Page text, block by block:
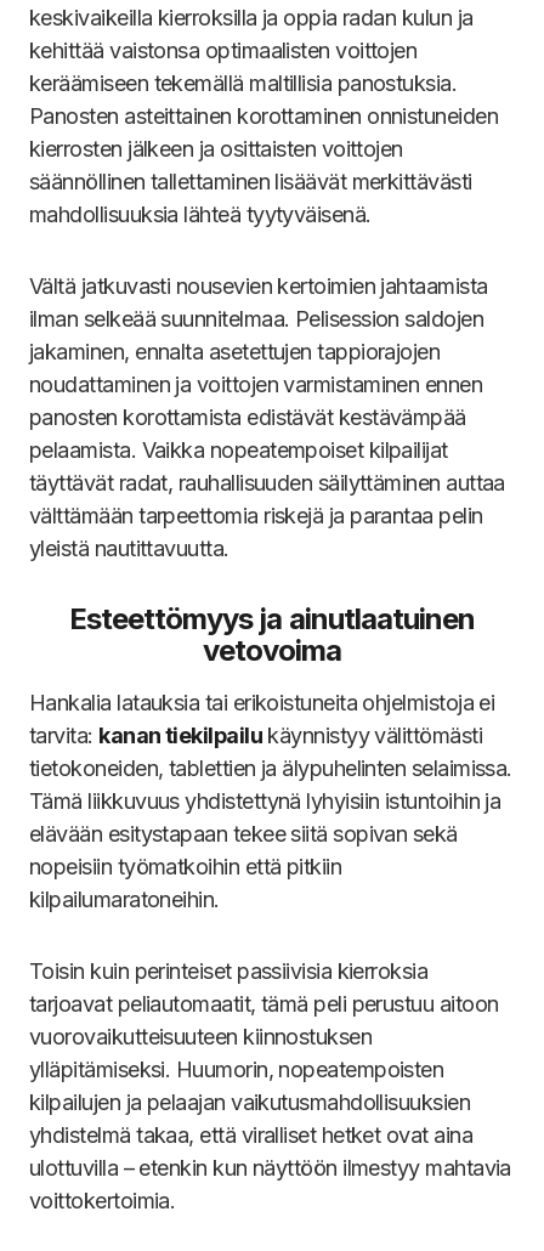
keskivaikeilla kierroksilla ja oppia radan kulun ja
kehittää vaistonsa optimaalisten voittojen
keräämiseen tekemällä maltillisia panostuksia.
Panosten asteittainen korottaminen onnistuneiden
kierrosten jälkeen ja osittaisten voittojen
säännöllinen tallettaminen lisäävät merkittävästi
mahdollisuuksia lähteä tyytyväisenä.
Vältä jatkuvasti nousevien kertoimien jahtaamista
ilman selkeää suunnitelmaa. Pelisession saldojen
jakaminen, ennalta asetettujen tappiorajojen
noudattaminen ja voittojen varmistaminen ennen
panosten korottamista edistävät kestävämpää
pelaamista. Vaikka nopeatempoiset kilpailijat
täyttävät radat, rauhallisuuden säilyttäminen auttaa
välttämään tarpeettomia riskejä ja parantaa pelin
yleistä nautittavuutta.
Esteettömyys ja ainutlaatuinen
vetovoima
Hankalia latauksia tai erikoistuneita ohjelmistoja ei
tarvita: kanan tiekilpailukäynnistyy välittömästi
tietokoneiden, tablettien ja älypuhelinten selaimissa.
Tämä liikkuvuus yhdistettynä lyhyisiin istuntoihin ja
elävään esitystapaan tekee siitä sopivan sekä
nopeisiin työmatkoihin että pitkiin
kilpailumaratoneihin.
Toisin kuin perinteiset passiivisia kierroksia
tarjoavat peliautomaatit, tämä peli perustuu aitoon
vuorovaikutteisuuteen kiinnostuksen
ylläpitämiseksi. Huumorin, nopeatempoisten
kilpailujen ja pelaajan vaikutusmahdollisuuksien
yhdistelmä takaa, että viralliset hetket ovat aina
ulottuvilla – etenkin kun näyttöön ilmestyy mahtavia
voittokertoimia.